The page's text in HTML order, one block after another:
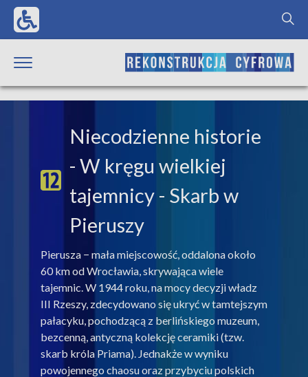
Niecodzienne historie
- W kręgu wielkiej
tajemnicy - Skarb w
Pieruszy
Pierusza − mała miejscowość, oddalona około
60 km od Wrocławia, skrywająca wiele
tajemnic. W 1944 roku, na mocy decyzji władz
III Rzeszy, zdecydowano się ukryć w tamtejszym
pałacyku, pochodzącą z berlińskiego muzeum,
bezcenną, antyczną kolekcję ceramiki (tzw.
skarb króla Priama). Jednakże w wyniku
powojennego chaosu oraz przybyciu polskich